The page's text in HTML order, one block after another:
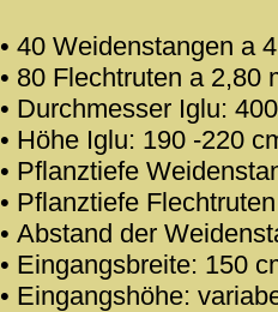
• 40 Weidenstangen a
• 80 Flechtruten a 2,80
• Durchmesser Iglu:
• Höhe Iglu: 190 -220
• Pflanztiefe
• Pflanztiefe
• Abstand der
• Eingangsbreite: 150
• Eingangshöhe: